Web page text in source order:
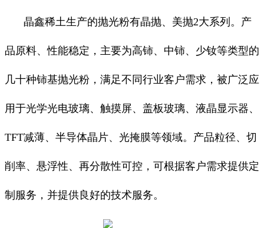
晶鑫稀土生产的抛光粉有晶抛、美抛2大系列。产
品原料、性能稳定，主要为高铈、中铈、少钕等类型的
几十种铈基抛光粉，满足不同行业客户需求，被广泛应
用于光学光电玻璃、触摸屏、盖板玻璃、液晶显示器、
TFT减薄、半导体晶片、光掩膜等领域。产品粒径、切
削率、悬浮性、再分散性可控，可根据客户需求提供定
制服务，并提供良好的技术服务。